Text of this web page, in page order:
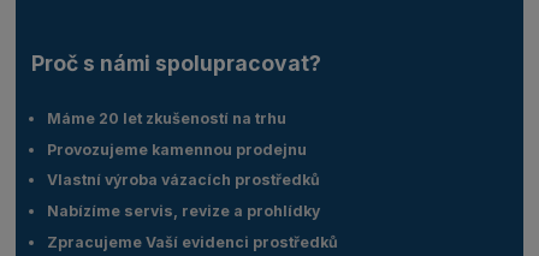
Proč s námi spolupracovat?
Máme 20 let zkušeností na trhu
Provozujeme kamennou prodejnu
Vlastní výroba vázacích prostředků
Nabízíme servis, revize a prohlídky
Zpracujeme Vaší evidenci prostředků